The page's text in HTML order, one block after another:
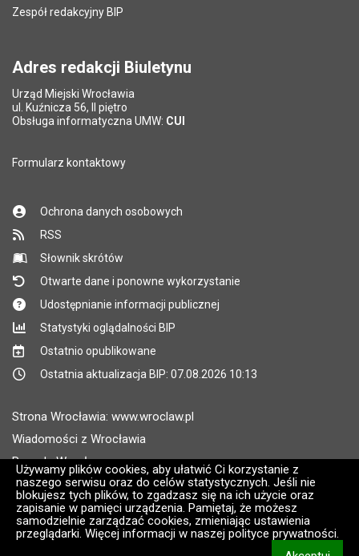
Używamy plików cookies, aby ułatwić Ci korzystanie z
naszego serwisu oraz do celów statystycznych. Jeśli nie
blokujesz tych plików, to zgadzasz się na ich użycie oraz
zapisanie w pamięci urządzenia. Pamiętaj, że możesz
samodzielnie zarządzać cookies, zmieniając ustawienia
przeglądarki. Więcej informacji w naszej polityce prywatności.
Zespół redakcyjny BIP
Adres redakcji Biuletynu
Urząd Miejski Wrocławia
ul. Kuźnicza 56, II piętro
Obsługa informatyczna UMW: CUI
Formularz kontaktowy
Ochrona danych osobowych
RSS
Słownik skrótów
Otwarte dane i ponowne wykorzystanie
Udostępnianie informacji publicznej
Statystyki oglądalności BIP
Ostatnio opublikowane
Ostatnia aktualizacja BIP: 07.08.2026 10:13
Strona Wrocławia: www.wroclaw.pl
Wiadomości z Wrocławia
Pogoda Wrocław
Rozkłady jazdy MPK Wrocław
Administratorem wroclaw.pl jest: ARAW
Wersja systemu: 2.8.30.09